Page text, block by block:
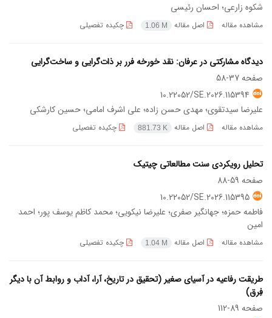
شکوه زارعی؛ احسان رئیسی
مشاهده مقاله اصل مقاله 1.06 M چکیده تفصیلی
دیدگاه مشارکتی در عرفان: نقد خورخه فرر بر ذات‌گرایی و ساخت‌گرایی
صفحه37-58
10.22052/SE.2026.115394
علیرضا سیدتقوی؛ مهدی حسن زاده؛ علی اشرف امامی؛ حسین کارشکی
مشاهده مقاله اصل مقاله 881.73 K چکیده تفصیلی
تحلیل رویکردی سنت مطالعاتی چیتیک
صفحه 59-88
10.22052/SE.2026.115395
فاطمه حمزه؛ جهانگیر صفری؛ علیرضا نیکویی؛ محمد کاظم یوسف پور؛ احمد
امین
مشاهده مقاله اصل مقاله 1.04 M چکیده تفصیلی
طریقت رفاعیه در آسیای صغیر (تحقیق در تاریخ، آرا، آداب و روابط آن با دیگر
فِرق)
صفحه 89-112